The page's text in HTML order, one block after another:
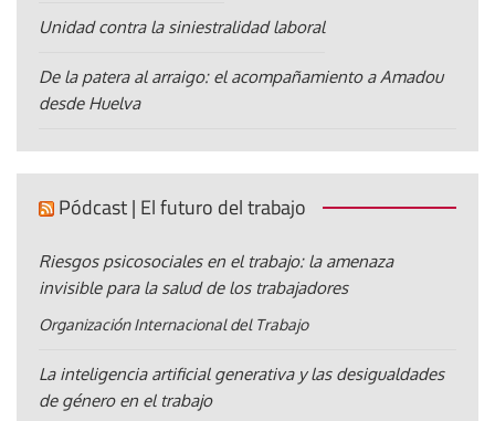
Unidad contra la siniestralidad laboral
De la patera al arraigo: el acompañamiento a Amadou
desde Huelva
Pódcast | El futuro del trabajo
Riesgos psicosociales en el trabajo: la amenaza
invisible para la salud de los trabajadores
Organización Internacional del Trabajo
La inteligencia artificial generativa y las desigualdades
de género en el trabajo